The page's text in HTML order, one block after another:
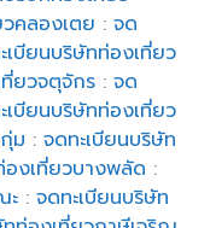
คลองเตย :จด
เบียนบริษัทท่องเที่ยว
ยวจตุจักร :จด
เบียนบริษัทท่องเที่ยว
ม :จดทะเบียนบริษัท
องเที่ยวบางพลัด :
ะ :จดทะเบียนบริษัท